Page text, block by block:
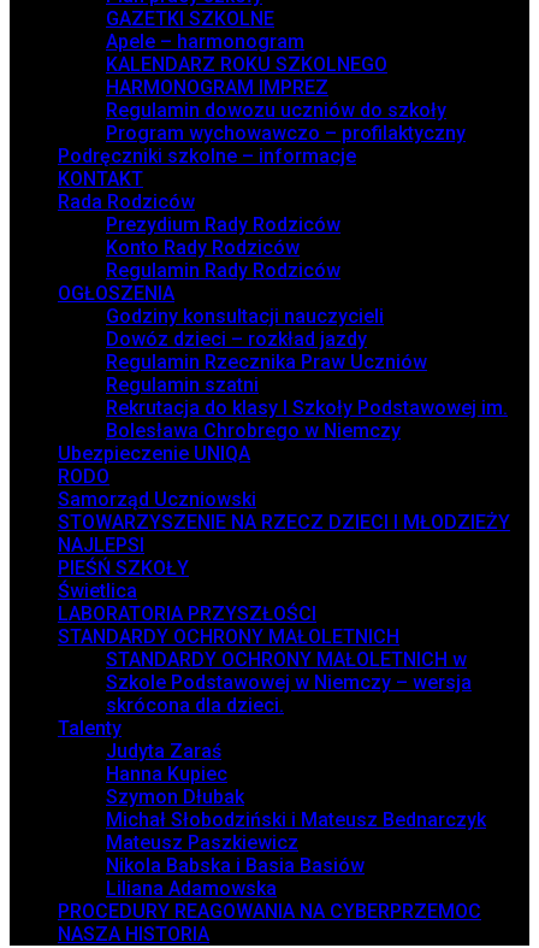
GAZETKI SZKOLNE
Apele – harmonogram
KALENDARZ ROKU SZKOLNEGO
HARMONOGRAM IMPREZ
Regulamin dowozu uczniów do szkoły
Program wychowawczo – profilaktyczny
Podręczniki szkolne – informacje
KONTAKT
Rada Rodziców
Prezydium Rady Rodziców
Konto Rady Rodziców
Regulamin Rady Rodziców
OGŁOSZENIA
Godziny konsultacji nauczycieli
Dowóz dzieci – rozkład jazdy
Regulamin Rzecznika Praw Uczniów
Regulamin szatni
Rekrutacja do klasy I Szkoły Podstawowej im.
Bolesława Chrobrego w Niemczy
Ubezpieczenie UNIQA
RODO
Samorząd Uczniowski
STOWARZYSZENIE NA RZECZ DZIECI I MŁODZIEŻY
NAJLEPSI
PIEŚŃ SZKOŁY
Świetlica
LABORATORIA PRZYSZŁOŚCI
STANDARDY OCHRONY MAŁOLETNICH
STANDARDY OCHRONY MAŁOLETNICH w
Szkole Podstawowej w Niemczy – wersja
skrócona dla dzieci.
Talenty
Judyta Zaraś
Hanna Kupiec
Szymon Dłubak
Michał Słobodziński i Mateusz Bednarczyk
Mateusz Paszkiewicz
Nikola Babska i Basia Basiów
Liliana Adamowska
PROCEDURY REAGOWANIA NA CYBERPRZEMOC
NASZA HISTORIA